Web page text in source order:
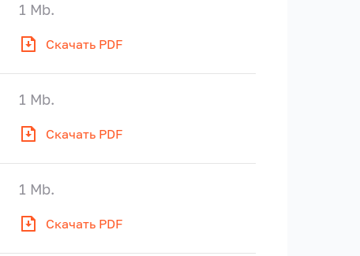
Скачать PDF
1 Mb.
Скачать PDF
1 Mb.
Скачать PDF
1 Mb.